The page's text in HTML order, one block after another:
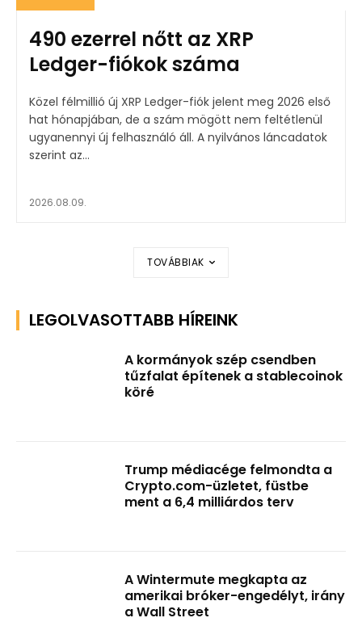
490 ezerrel nőtt az XRP
Ledger-fiókok száma
Közel félmillió új XRP Ledger-fiók jelent meg 2026 első
hat hónapjában, de a szám mögött nem feltétlenül
ugyanennyi új felhasználó áll. A nyilvános láncadatok
szerint az...
2026.08.09.
TOVÁBBIAK
LEGOLVASOTTABB HÍREINK
A kormányok szép csendben
tűzfalat építenek a stablecoinok
köré
Trump médiacége felmondta a
Crypto.com-üzletet, füstbe
ment a 6,4 milliárdos terv
A Wintermute megkapta az
amerikai bróker-engedélyt, irány
a Wall Street